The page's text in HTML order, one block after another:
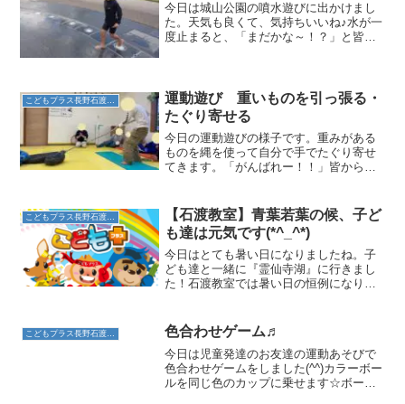
今日は城山公園の噴水遊びに出かけまし
た。天気も良くて、気持ちいいね♪水が一
度止まると、「まだかな～！？」と皆で
運動遊び 重いものを引っ張る・
たぐり寄せる
今日の運動遊びの様子です。重みがある
ものを縄を使って自分で手でたぐり寄せ
てきます。「がんばれー！！」皆からの
レベルを上げて挑戦。最後まで、頑張り
ました！
【石渡教室】青葉若葉の候、子ど
も達は元気です(*^_^*)
今日はとても暑い日になりましたね。子
ども達と一緒に『霊仙寺湖』に行きまし
た！石渡教室では暑い日の恒例になりつ
した♪街中ではなかなかできないことです
が、キレイな空気をたく...
こどもプラス長野石渡教室 色合わせゲーム♬
今日は児童発達のお友達の運動あそびで
色合わせゲームをしました(^^)カラーボー
ルを同じ色のカップに乗せます☆ボール